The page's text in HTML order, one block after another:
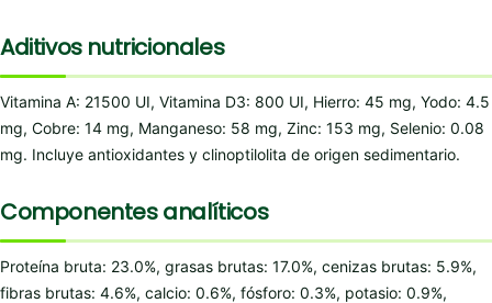
Aditivos nutricionales
Vitamina A: 21500 UI, Vitamina D3: 800 UI, Hierro: 45 mg, Yodo: 4.5
mg, Cobre: 14 mg, Manganeso: 58 mg, Zinc: 153 mg, Selenio: 0.08
mg. Incluye antioxidantes y clinoptilolita de origen sedimentario.
Componentes analíticos
Proteína bruta: 23.0%, grasas brutas: 17.0%, cenizas brutas: 5.9%,
fibras brutas: 4.6%, calcio: 0.6%, fósforo: 0.3%, potasio: 0.9%,